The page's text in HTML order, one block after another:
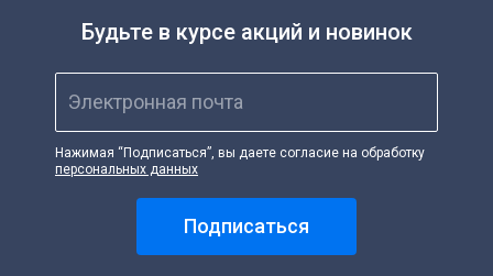
Будьте в курсе акций и новинок
Электронная почта
Нажимая “Подписаться”, вы даете согласие на обработку
персональных данных
Подписаться